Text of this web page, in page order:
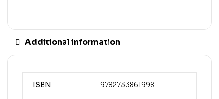
Additional information
ISBN 9782733861998